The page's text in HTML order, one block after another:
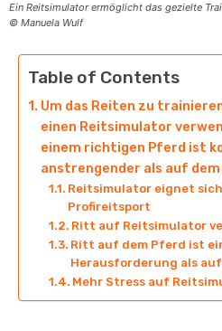
Ein Reitsimulator ermöglicht das gezielte
© Manuela Wulf
Table of Contents
Um das Reiten zu
einen Reitsimulator
einem richtigen Pferd ist
anstrengender als auf
Reitsimulator eignet
Profireitsport
Ritt auf Reitsimulator
Ritt auf dem Pferd ist
Herausforderung als
Mehr Stress auf